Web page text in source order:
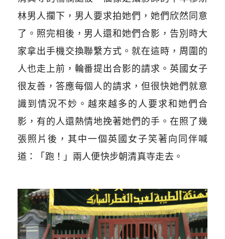
林男人攔下，男人要求拍她們，她們欣然同意
了。照完相後，男人還和她們合影，告別時大
家拿出手機交換聯繫方式。就在這時，周圍的
人也走上前，輪番提出合影的請求。英國女子
很友善，答應每個人的請求，但很快她們就意
識到情況不妙。越來越多的人要求和她們合
影，有的人還熱情地挽著她們的手。在照了幾
張照片後，其中一個英國女子笑著向同伴喊
道：「跑！」兩人便快步朝清真寺走去。